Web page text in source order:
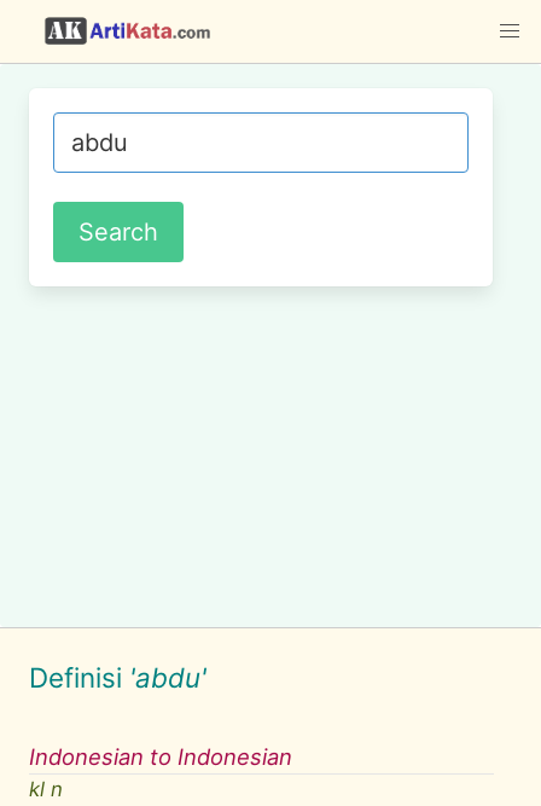
Definisi 'abdu'
Indonesian to Indonesian
kl n